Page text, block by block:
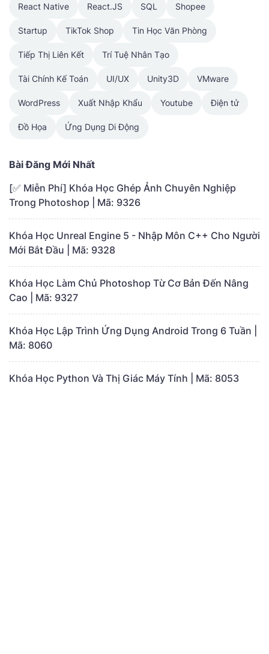
React Native React.JS SQL Shopee
Startup TikTok Shop Tin Học Văn Phòng
Tiếp Thị Liên Kết Trí Tuệ Nhân Tạo
Tài Chính Kế Toán UI/UX Unity3D VMware
WordPress Xuất Nhập Khẩu Youtube Điện tử
Đồ Họa Ứng Dụng Di Động
Bài Đăng Mới Nhất
[✅ Miễn Phí] Khóa Học Ghép Ảnh Chuyên Nghiệp
Trong Photoshop | Mã: 9326
Khóa Học Unreal Engine 5 - Nhập Môn C++ Cho Người
Mới Bắt Đầu | Mã: 9328
Khóa Học Làm Chủ Photoshop Từ Cơ Bản Đến Nâng
Cao | Mã: 9327
Khóa Học Lập Trình Ứng Dụng Android Trong 6 Tuần |
Mã: 8060
Khóa Học Python Và Thị Giác Máy Tính | Mã: 8053